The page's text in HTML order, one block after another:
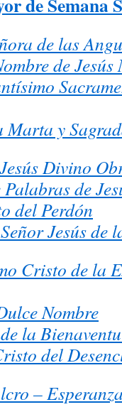
de las
de Jesús
Marta y
Divino
de
del Perdón
Jesús de
Cristo de la
Nombre
la
del
–